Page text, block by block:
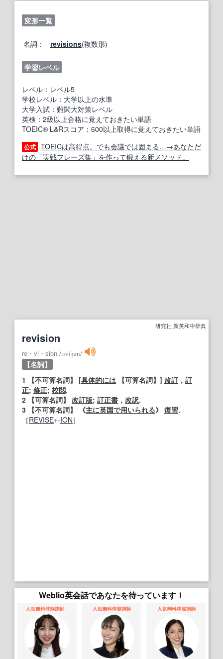
変形一覧
名詞： revisions(複数形)
学習レベル
レベル：レベル5
学校レベル：大学以上の水準
大学入試：難関大対策レベル
英検：2級以上合格に覚えておきたい単語
TOEIC® L&Rスコア：600以上取得に覚えておきたい単語
公式 TOEICは高得点。でも会議では固まる…→あなただ
けの「実戦フレーズ集」を作って鍛える新メソッド。
研究社 新英和中辞典
revision
re・vi・sion /rɪvíʒən/
【名詞】
1
【不可算名詞】 [具体的には 【可算名詞】 ] 改訂， 訂
正; 修正; 校閲.
2 【可算名詞】 改訂版; 訂正書 ， 改訳.
3 【不可算名詞】 《主に英国で用いられる》 復習.
［REVISE+‐ION］
Weblio英会話であなたを待っています！